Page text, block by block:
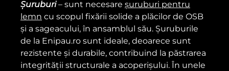
Șuruburi– sunt necesare șuruburi pentru
lemn cu scopul fixării solide a plăcilor de OSB
și a sageacului, în ansamblul său. Șuruburile
de la Enipau.ro sunt ideale, deoarece sunt
rezistente și durabile, contribuind la păstrarea
integrității structurale a acoperișului. În unele